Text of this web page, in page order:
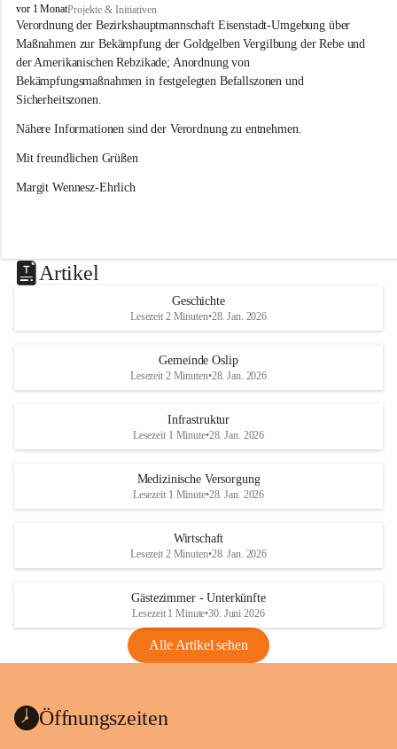
O
s
l
i
p
vor 1 MonatProjekte & Initiativen
Verordnung der Bezirkshauptmannschaft Eisenstadt-Umgebung über
Maßnahmen zur Bekämpfung der Goldgelben Vergilbung der Rebe und
der Amerikanischen Rebzikade; Anordnung von
Bekämpfungsmaßnahmen in festgelegten Befallszonen und
Sicherheitszonen.
Nähere Informationen sind der Verordnung zu entnehmen.
Mit freundlichen Grüßen
Margit Wennesz-Ehrlich
Artikel
Geschichte
Lesezeit 2 Minuten•28. Jan. 2026
Gemeinde Oslip
Lesezeit 2 Minuten•28. Jan. 2026
Infrastruktur
Lesezeit 1 Minute•28. Jan. 2026
Medizinische Versorgung
Lesezeit 1 Minute•28. Jan. 2026
Wirtschaft
Lesezeit 2 Minuten•28. Jan. 2026
Gästezimmer - Unterkünfte
Lesezeit 1 Minute•30. Juni 2026
Alle Artikel sehen
Öffnungszeiten